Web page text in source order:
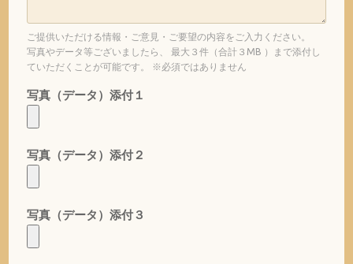
ご提供いただける情報・ご意見・ご要望の内容をご入力ください。
写真やデータ等ございましたら、 最大３件（合計３MB ）まで添付し
ていただくことが可能です。 ※必須ではありません
写真（データ）添付１
写真（データ）添付２
写真（データ）添付３